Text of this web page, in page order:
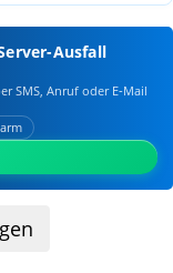
Ausfall
SMS, Anruf oder E‑Mail